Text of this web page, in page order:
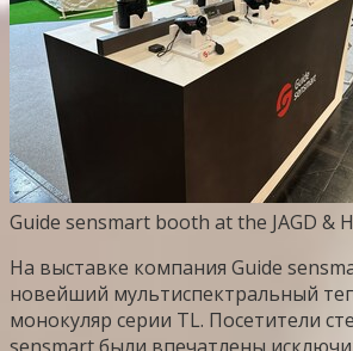
Guide sensmart booth at the JAGD &
На выставке компания Guide
новейший мультиспектральный
монокуляр серии TL. Посетители